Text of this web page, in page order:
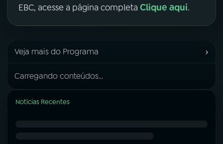
EBC, acesse a página completa Clique aqui.
Veja mais do Programa ›
Carregando conteúdos...
Notícias Recentes